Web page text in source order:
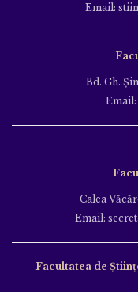
Email:
Bd. Gh.
Calea
Email:
Facultatea de